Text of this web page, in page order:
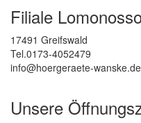
Filiale
17491 Greifswald
Tel.0173-4052479
info@hoergeraete-wanske.de
Unsere